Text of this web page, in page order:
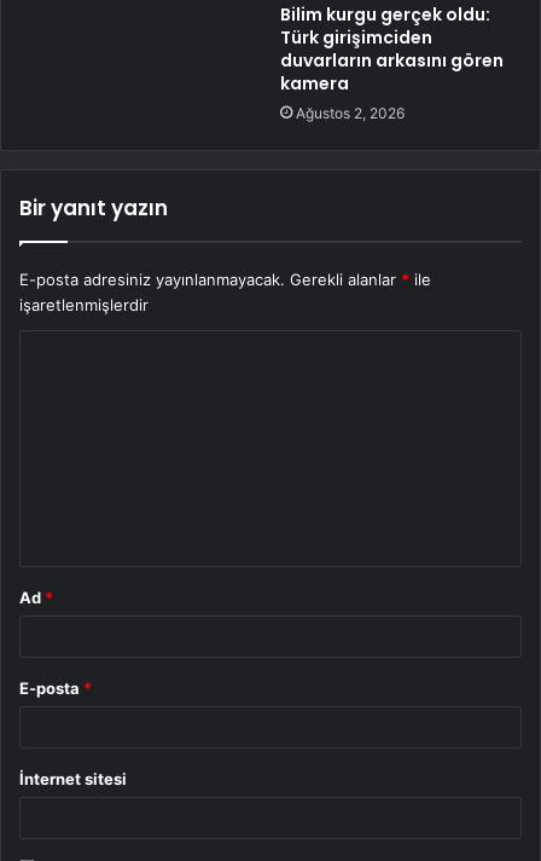
Bilim kurgu gerçek oldu:
Türk girişimciden
duvarların arkasını gören
kamera
Ağustos 2, 2026
Bir yanıt yazın
E-posta adresiniz yayınlanmayacak. Gerekli alanlar * ile
işaretlenmişlerdir
Ad *
E-posta *
İnternet sitesi